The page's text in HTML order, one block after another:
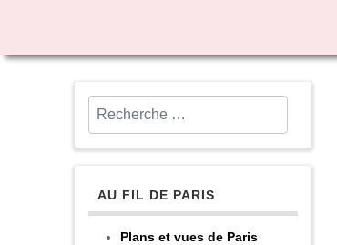
Rechercher
AU FIL DE PARIS
Plans et vues de Paris